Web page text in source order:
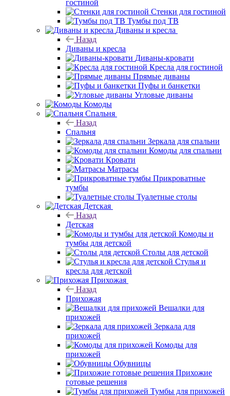
гостиной
Стенки для гостиной
Тумбы под ТВ
Диваны и кресла
Назад
Диваны и кресла
Диваны-кровати
Кресла для гостиной
Прямые диваны
Пуфы и банкетки
Угловые диваны
Комоды
Спальня
Назад
Спальня
Зеркала для спальни
Комоды для спальни
Кровати
Матрасы
Прикроватные
тумбы
Туалетные столы
Детская
Назад
Детская
Комоды и
тумбы для детской
Столы для детской
Стулья и
кресла для детской
Прихожая
Назад
Прихожая
Вешалки для
прихожей
Зеркала для
прихожей
Комоды для
прихожей
Обувницы
Прихожие
готовые решения
Тумбы для прихожей